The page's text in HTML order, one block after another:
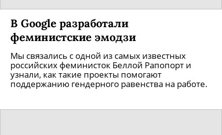
В Google разработали
феминистские эмодзи
Мы связались с одной из самых известных
российских феминисток Беллой Рапопорт и
узнали, как такие проекты помогают
поддержанию гендерного равенства на работе.